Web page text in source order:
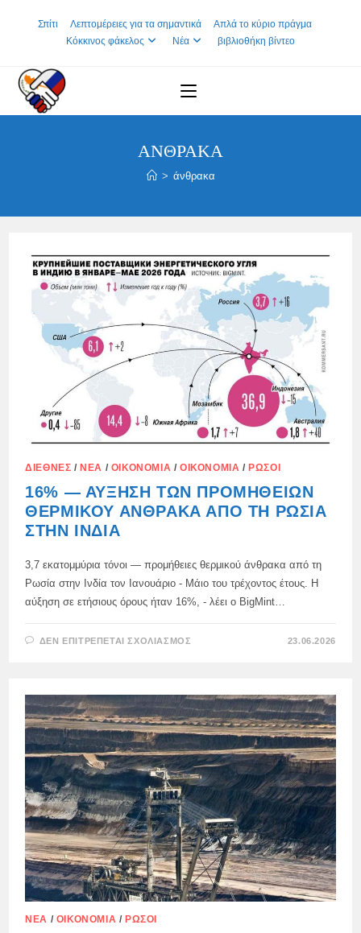
Σπίτι Λεπτομέρειες για τα σημαντικά
Απλά το κύριο πράγμα
Κόκκινος φάκελος
Νέα βιβλιοθήκη βίντεο
ΆΝΘΡΑΚΑ
> άνθρακα
ΔΙΕΘΝΈΣ /ΝΈΑ / ΟΙΚΟΝΟΜΊΑ /ΟΙΚΟΝΟΜΊΑ /ΡΏΣΟΙ
16% — ΑΎΞΗΣΗ ΤΩΝ ΠΡΟΜΗΘΕΙΏΝ
ΘΕΡΜΙΚΟΎ ΆΝΘΡΑΚΑ ΑΠΌ ΤΗ ΡΩΣΊΑ
ΣΤΗΝ ΙΝΔΊΑ
3,7 εκατομμύρια τόνοι — προμήθειες θερμικού άνθρακα από τη
Ρωσία στην Ινδία τον Ιανουάριο - Μάιο του τρέχοντος έτους. Η
αύξηση σε ετήσιους όρους ήταν 16%, - λέει ο BigMint…
ΔΕΝ ΕΠΙΤΡΈΠΕΤΑΙ ΣΧΟΛΙΑΣΜΌΣ
ΠΡΟΜΗΘΕΙΏΝ
ΘΕΡΜΙΚΟΎ
ΆΝΘΡΑΚΑ
ΑΠΌ
ΤΗ
ΡΩΣΊΑ
ΣΤΗΝ
ΙΝΔΊΑ
23.06.2026
ΝΈΑ / ΟΙΚΟΝΟΜΊΑ /ΡΏΣΟΙ